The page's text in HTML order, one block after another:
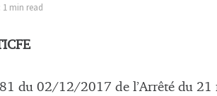
1 min read
du 02/12/2017 de l’Arrêté du 21